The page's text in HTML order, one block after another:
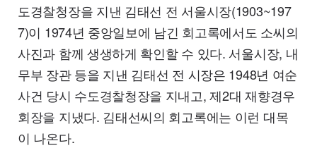
도경찰청장을 지낸 김태선 전 서울시장(1903~197
7)이 1974년 중앙일보에 남긴 회고록에서도 소씨의
사진과 함께 생생하게 확인할 수 있다. 서울시장, 내
무부 장관 등을 지낸 김태선 전 시장은 1948년 여순
사건 당시 수도경찰청장을 지내고, 제2대 재향경우
회장을 지냈다. 김태선씨의 회고록에는 이런 대목
이 나온다.